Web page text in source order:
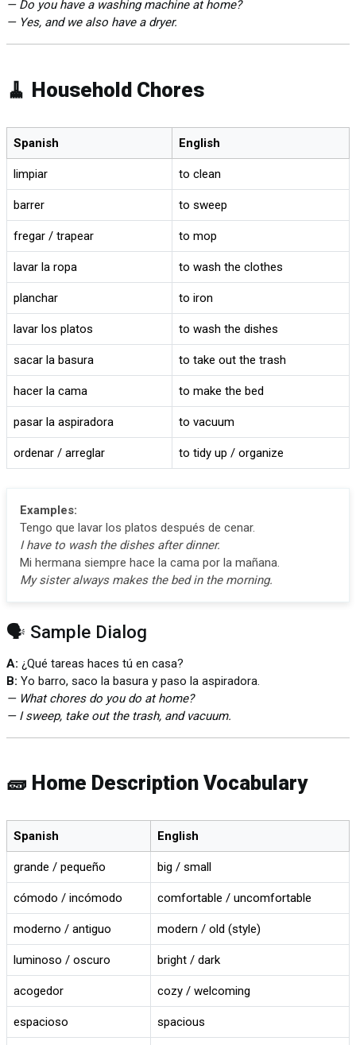
— Do you have a washing machine at home?
— Yes, and we also have a dryer.
🧹 Household Chores
Spanish English
limpiar to clean
barrer to sweep
fregar / trapear to mop
lavar la ropa to wash the clothes
planchar to iron
lavar los platos to wash the dishes
sacar la basura to take out the trash
hacer la cama to make the bed
pasar la aspiradora to vacuum
ordenar / arreglar to tidy up / organize
Examples:
Tengo que lavar los platos después de cenar.
I have to wash the dishes after dinner.
Mi hermana siempre hace la cama por la mañana.
My sister always makes the bed in the morning.
🗣️ Sample Dialog
A: ¿Qué tareas haces tú en casa?
B: Yo barro, saco la basura y paso la aspiradora.
— What chores do you do at home?
— I sweep, take out the trash, and vacuum.
🧱 Home Description Vocabulary
Spanish English
grande / pequeño big / small
cómodo / incómodo comfortable / uncomfortable
moderno / antiguo modern / old (style)
luminoso / oscuro bright / dark
acogedor cozy / welcoming
espacioso spacious